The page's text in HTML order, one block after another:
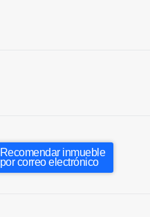
Recomendar inmueble
por correo electrónico